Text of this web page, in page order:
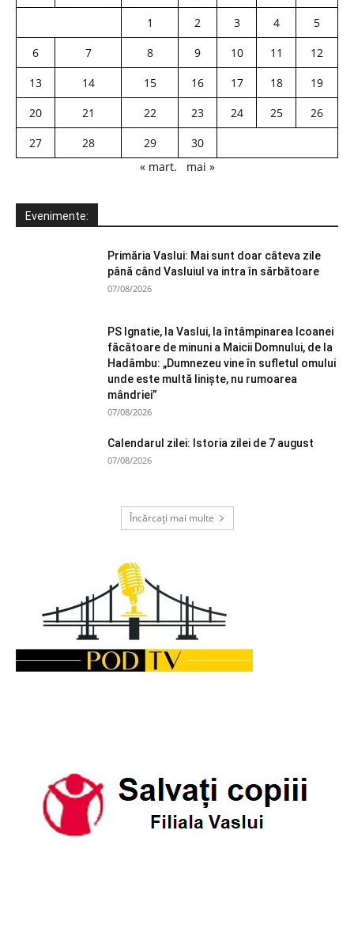
1 2 3 4
5
6
7 8 9 10 11
12
13
14 15 16 17 18
19
20
21 22 23 24 25
26
27
28 29
30
« mart.
mai »
Evenimente:
Primăria Vaslui: Mai sunt doar câteva zile
până când Vasluiul va intra în sărbătoare
07/08/2026
PS Ignatie, la Vaslui, la întâmpinarea Icoanei
făcătoare de minuni a Maicii Domnului, de la
Hadâmbu: „Dumnezeu vine în sufletul omului
unde este multă liniște, nu rumoarea
mândriei”
07/08/2026
Calendarul zilei: Istoria zilei de 7 august
07/08/2026
Încărcați mai multe